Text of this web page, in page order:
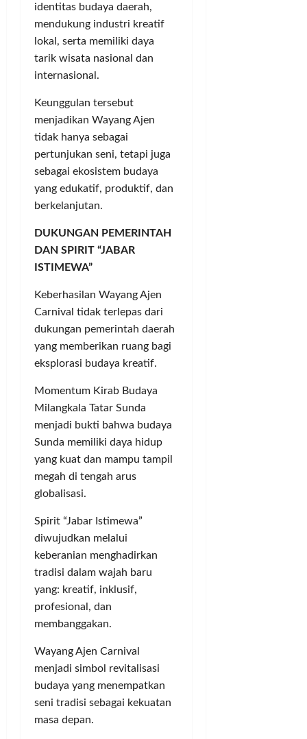
identitas budaya daerah,
mendukung industri kreatif
lokal, serta memiliki daya
tarik wisata nasional dan
internasional.
Keunggulan tersebut
menjadikan Wayang Ajen
tidak hanya sebagai
pertunjukan seni, tetapi juga
sebagai ekosistem budaya
yang edukatif, produktif, dan
berkelanjutan.
DUKUNGAN PEMERINTAH
DAN SPIRIT “JABAR
ISTIMEWA”
Keberhasilan Wayang Ajen
Carnival tidak terlepas dari
dukungan pemerintah daerah
yang memberikan ruang bagi
eksplorasi budaya kreatif.
Momentum Kirab Budaya
Milangkala Tatar Sunda
menjadi bukti bahwa budaya
Sunda memiliki daya hidup
yang kuat dan mampu tampil
megah di tengah arus
globalisasi.
Spirit “Jabar Istimewa”
diwujudkan melalui
keberanian menghadirkan
tradisi dalam wajah baru
yang: kreatif, inklusif,
profesional, dan
membanggakan.
Wayang Ajen Carnival
menjadi simbol revitalisasi
budaya yang menempatkan
seni tradisi sebagai kekuatan
masa depan.